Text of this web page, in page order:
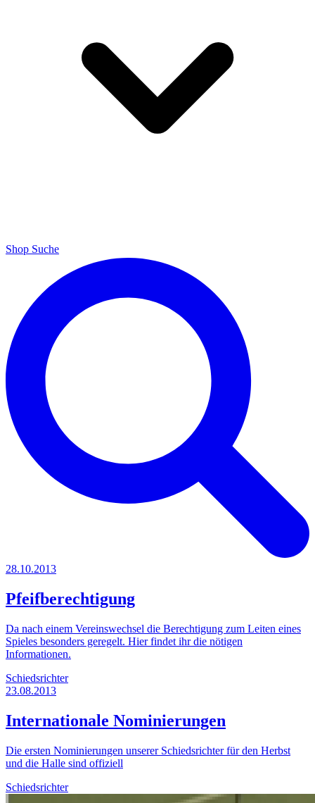
Shop Suche
28.10.2013
Pfeifberechtigung
Da nach einem Vereinswechsel die Berechtigung zum Leiten eines
Spieles besonders geregelt. Hier findet ihr die nötigen
Informationen.
Schiedsrichter
23.08.2013
Internationale Nominierungen
Die ersten Nominierungen unserer Schiedsrichter für den Herbst
und die Halle sind offiziell
Schiedsrichter